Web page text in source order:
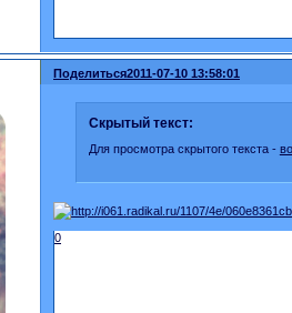
Поделиться2011-07-10 13:58:01
Скрытый текст:
Для просмотра скрытого текста -
0